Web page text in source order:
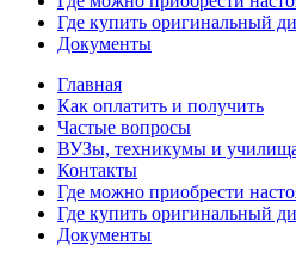
Где купить оригинальный
Документы
Главная
Как оплатить и получить
Частые вопросы
ВУЗы, техникумы и
Контакты
Где можно приобрести
Где купить оригинальный
Документы